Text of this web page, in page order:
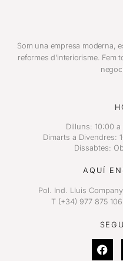
Som una empresa moderna,
reformes d’interiorisme. Fem
Dilluns: 10:00
Dimarts a Divendres:
Dissabtes:
AQUÍ
Pol. Ind. Lluis
T (+34) 977 875